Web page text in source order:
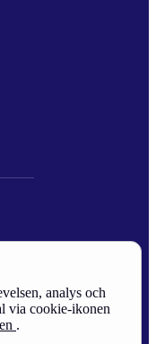
analys och
via cookie-ikonen
.